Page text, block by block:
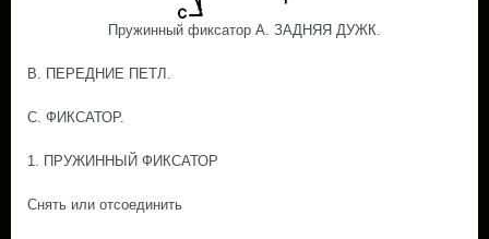
Пружинный фиксатор А. ЗАДНЯЯ ДУЖК.
В. ПЕРЕДНИЕ ПЕТЛ.
С. ФИКСАТОР.
1. ПРУЖИННЫЙ ФИКСАТОР
Снять или отсоединить